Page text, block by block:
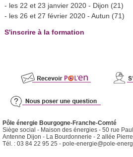
- les 22 et 23 janvier 2020 - Dijon (21)
- les 26 et 27 février 2020 - Autun (71)
S'inscrire à la formation
Pôle énergie Bourgogne-Franche-Comté
Siège social - Maison des énergies - 50 rue
Antenne Dijon - La Bourdonnerie - 2 allée
Tél. : 03 84 22 95 25 - pole-energie@pole-